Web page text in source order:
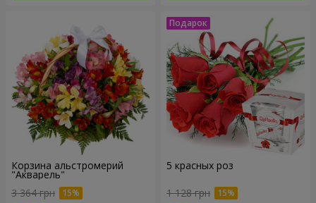
Корзина альстромерий
"Акварель"
3 364 грн
5 красных роз
1 128 грн